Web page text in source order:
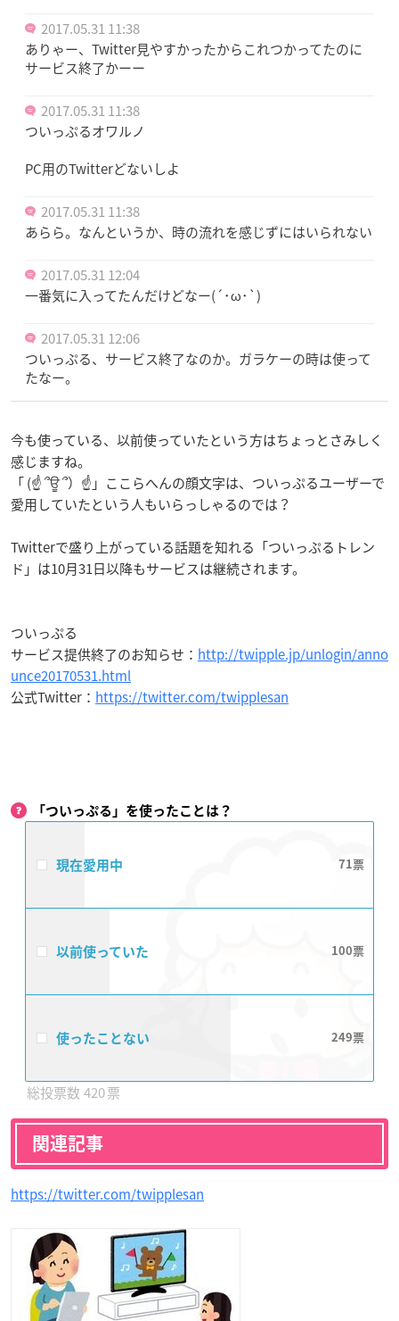
2017.05.31 11:38
ありゃー、Twitter見やすかったからこれつかってたのに
サービス終了かーー
2017.05.31 11:38
ついっぷるオワルノ
PC用のTwitterどないしよ
2017.05.31 11:38
あらら。なんというか、時の流れを感じずにはいられない
2017.05.31 12:04
一番気に入ってたんだけどなー(´･ω･`)
2017.05.31 12:06
ついっぷる、サービス終了なのか。ガラケーの時は使って
たなー。
今も使っている、以前使っていたという方はちょっとさみしく
感じますね。
「 (☝ ՞ਊ ՞）☝」ここらへんの顔文字は、ついっぷるユーザーで
愛用していたという人もいらっしゃるのでは？
Twitterで盛り上がっている話題を知れる「ついっぷるトレン
ド」は10月31日以降もサービスは継続されます。
ついっぷる
サービス提供終了のお知らせ： http://twipple.jp/unlogin/anno
unce20170531.html
公式Twitter： https://twitter.com/twipplesan
「ついっぷる」を使ったことは？
現在愛用中 71
以前使っていた 100
使ったことない 249
420
関連記事
https://twitter.com/twipplesan